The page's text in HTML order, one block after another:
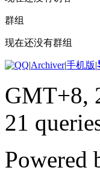
群组
现在还没有群组
|Archiver|手机版|
GMT+8,
21
Powered